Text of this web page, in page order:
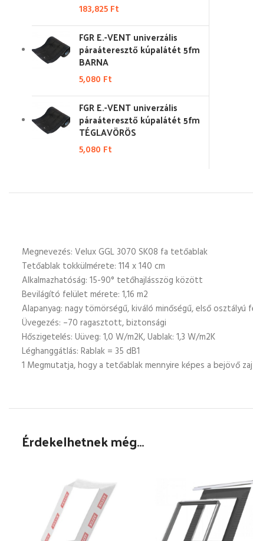
183,825 Ft
FGR E.-VENT univerzális
páraáteresztő kúpalátét 5fm
BARNA
5,080 Ft
FGR E.-VENT univerzális
páraáteresztő kúpalátét 5fm
TÉGLAVÖRÖS
5,080 Ft
Megnevezés: Velux GGL 3070 SK08 fa tetőablak
Tetőablak tokkülmérete: 114 x 140 cm
Alkalmazhatóság: 15-90° tetőhajlásszög között
Bevilágító felület mérete: 1,16 m2
Alapanyag: nagy tömörségű, kiváló minőségű, első
Üvegezés: –70 ragasztott, biztonsági
Hőszigetelés: Uüveg: 1,0 W/m2K, Uablak: 1,3 W/m2K
Léghanggátlás: Rablak = 35 dB1
1 Megmutatja, hogy a tetőablak mennyire képes a bejövő
Érdekelhetnek még…